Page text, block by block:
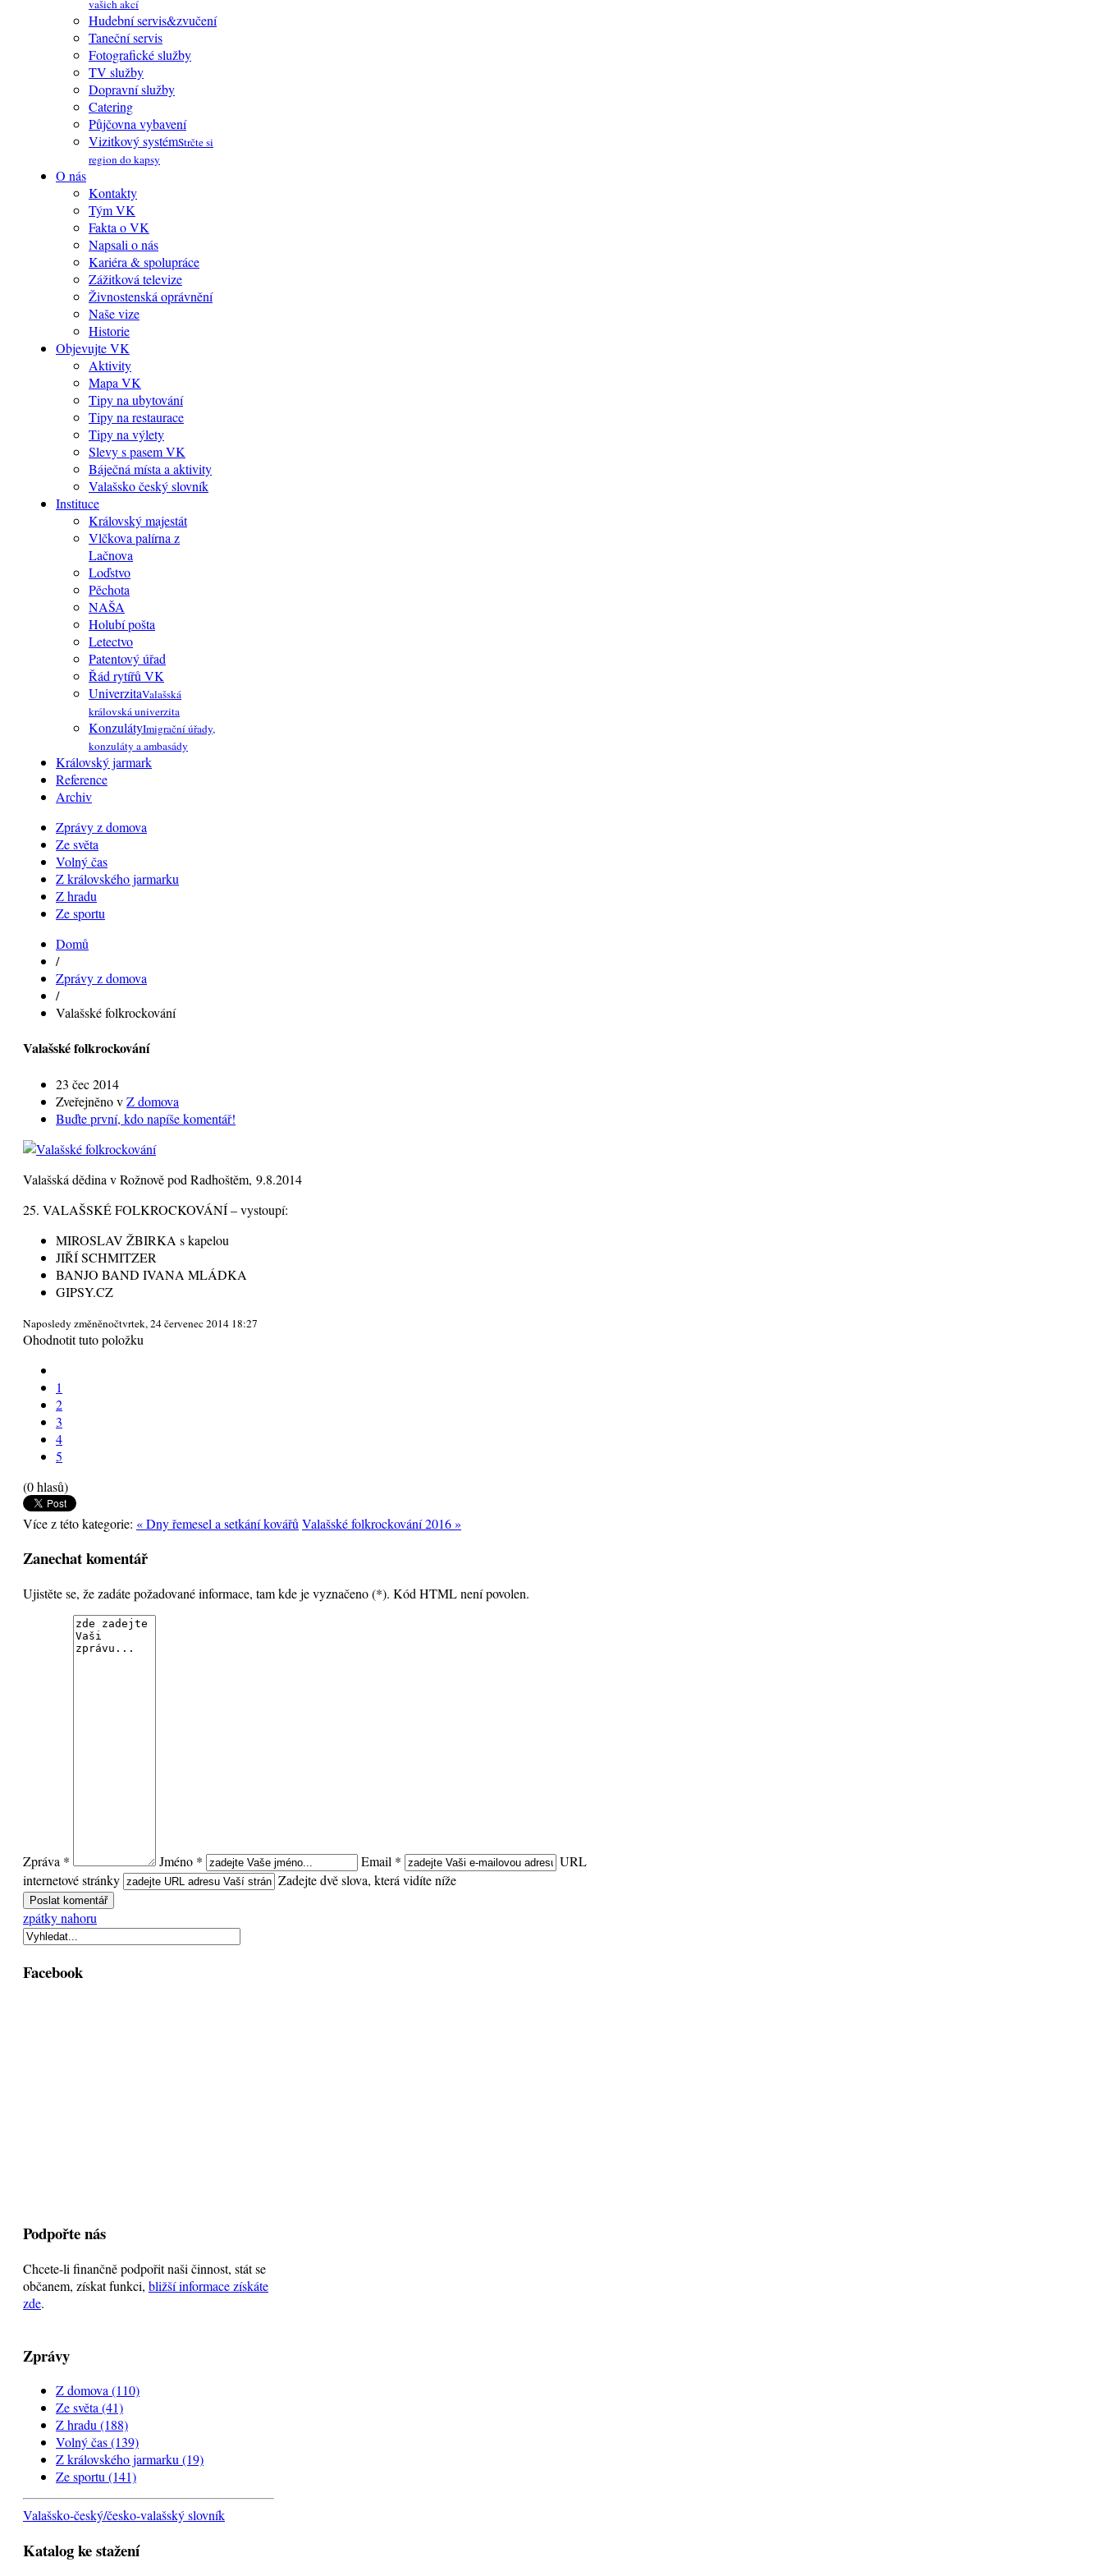
vašich akcí
Hudební servis&zvučení
Taneční servis
Fotografické služby
TV služby
Dopravní služby
Catering
Půjčovna vybavení
Vizitkový systémStrčte si
region do kapsy
O nás
Kontakty
Tým VK
Fakta o VK
Napsali o nás
Kariéra & spolupráce
Zážitková televize
Živnostenská oprávnění
Naše vize
Historie
Objevujte VK
Aktivity
Mapa VK
Tipy na ubytování
Tipy na restaurace
Tipy na výlety
Slevy s pasem VK
Báječná místa a aktivity
Valašsko český slovník
Instituce
Královský majestát
Vlčkova palírna z
Lačnova
Loďstvo
Pěchota
NAŠA
Holubí pošta
Letectvo
Patentový úřad
Řád rytířů VK
UniverzitaValašská
královská univerzita
KonzulátyImigrační úřady,
konzuláty a ambasády
Královský jarmark
Reference
Archiv
Zprávy z domova
Ze světa
Volný čas
Z královského jarmarku
Z hradu
Ze sportu
Domů
/
Zprávy z domova
/
Valašské folkrockování
Valašské folkrockování
23 čec 2014
Zveřejněno vZ domova
Buďte první, kdo napíše komentář!
Valašská dědina v Rožnově pod Radhoštěm, 9.8.2014
25. VALAŠSKÉ FOLKROCKOVÁNÍ – vystoupí:
MIROSLAV ŽBIRKA s kapelou
JIŘÍ SCHMITZER
BANJO BAND IVANA MLÁDKA
GIPSY.CZ
Naposledy změněnočtvrtek, 24 červenec 2014 18:27
Ohodnotit tuto položku
1
2
3
4
5
(0 hlasů)
Více z této kategorie: « Dny řemesel a setkání kovářů Valašské folkrockování 2016 »
Zanechat komentář
Ujistěte se, že zadáte požadované informace, tam kde je vyznačeno (*). Kód HTML není povolen.
Zpráva * Jméno * Email *
URL
internetové stránky
Zadejte dvě slova, která vidíte níže
zpátky nahoru
Facebook
Podpořte nás
Chcete-li finančně podpořit naši činnost, stát se
občanem, získat funkci, bližší informace získáte
zde.
Zprávy
Z domova(110)
Ze světa(41)
Z hradu(188)
Volný čas(139)
Z královského jarmarku(19)
Ze sportu(141)
Valašsko-český/česko-valašský slovník
Katalog ke stažení